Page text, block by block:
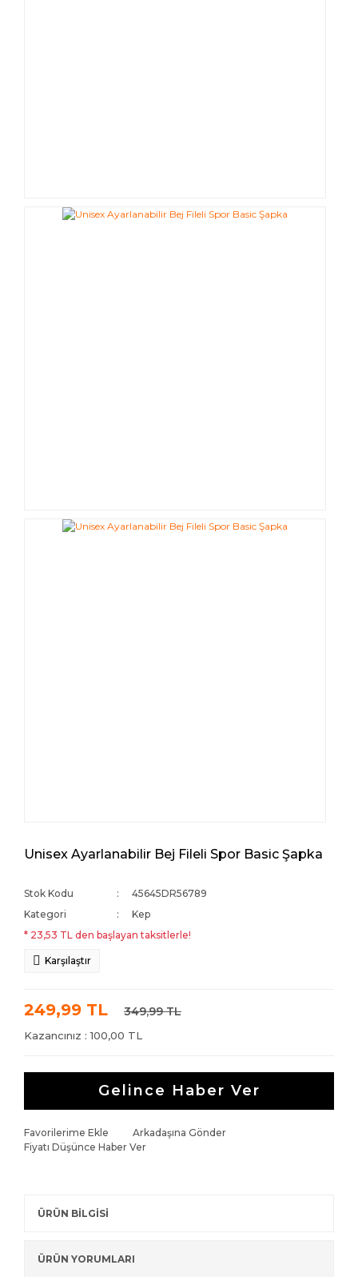
Unisex Ayarlanabilir Bej Fileli Spor Basic Şapka
Stok Kodu
45645DR56789
Kategori
Kep
* 23,53 TL den başlayan taksitlerle!
Karşılaştır
249,99 TL 349,99 TL
Kazancınız : 100,00 TL
Gelince Haber Ver
Favorilerime Ekle
Arkadaşına Gönder
Fiyatı Düşünce Haber Ver
ÜRÜN BİLGİSİ
ÜRÜN YORUMLARI